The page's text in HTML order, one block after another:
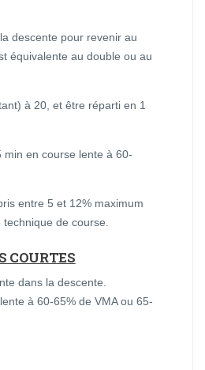
descente pour revenir au
équivalente au double ou au
à 20, et être réparti en 1
en course lente à 60-
entre 5 et 12% maximum
de course.
COURTES
dans la descente.
à 60-65% de VMA ou 65-